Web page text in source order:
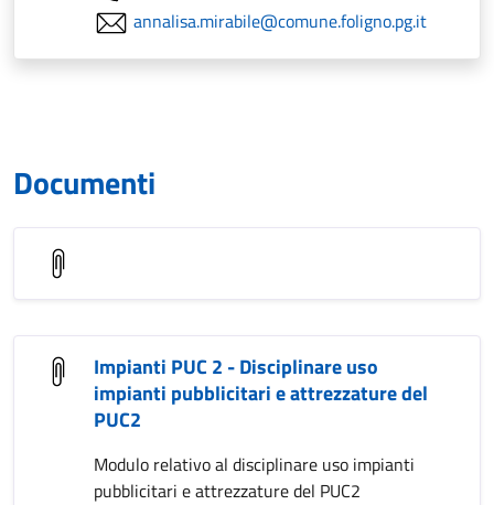
annalisa.mirabile@comune.foligno.pg.it
Documenti
Impianti PUC 2 - Disciplinare uso
impianti pubblicitari e attrezzature del
PUC2
Modulo relativo al disciplinare uso impianti
pubblicitari e attrezzature del PUC2